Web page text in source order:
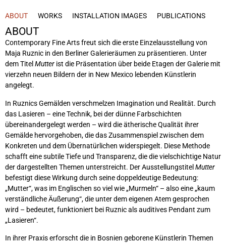
ABOUT WORKS INSTALLATION IMAGES PUBLICATIONS
ABOUT
Contemporary Fine Arts freut sich die erste Einzelausstellung von
Maja Ruznic in den Berliner Galerieräumen zu präsentieren. Unter
dem Titel Mutter ist die Präsentation über beide Etagen der Galerie mit
vierzehn neuen Bildern der in New Mexico lebenden Künstlerin
angelegt.
In Ruznics Gemälden verschmelzen Imagination und Realität. Durch
das Lasieren – eine Technik, bei der dünne Farbschichten
übereinandergelegt werden – wird die ätherische Qualität ihrer
Gemälde hervorgehoben, die das Zusammenspiel zwischen dem
Konkreten und dem Übernatürlichen widerspiegelt. Diese Methode
schafft eine subtile Tiefe und Transparenz, die die vielschichtige Natur
der dargestellten Themen unterstreicht. Der Ausstellungstitel Mutter
befestigt diese Wirkung durch seine doppeldeutige Bedeutung:
„Mutter“, was im Englischen so viel wie „Murmeln“ – also eine „kaum
verständliche Äußerung“, die unter dem eigenen Atem gesprochen
wird – bedeutet, funktioniert bei Ruznic als auditives Pendant zum
„Lasieren“.
In ihrer Praxis erforscht die in Bosnien geborene Künstlerin Themen